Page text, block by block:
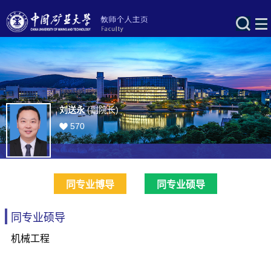
刘送永(副院长)
570
同专业博导 同专业硕导
同专业硕导
机械工程